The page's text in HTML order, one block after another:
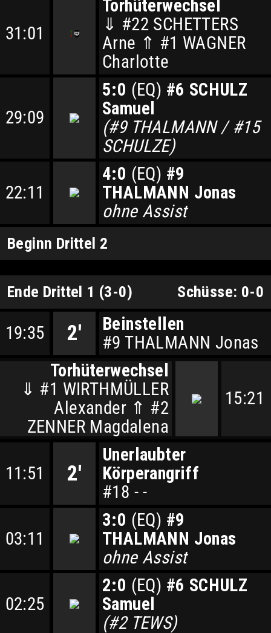
31:01
Torhüterwechsel
⇓ #22 SCHETTERS
Arne ⇑ #1 WAGNER
Charlotte
29:09
5:0 (EQ) #6 SCHULZ
Samuel
(#9 THALMANN / #15
SCHULZE)
22:11
4:0 (EQ) #9
THALMANN Jonas
ohne Assist
Beginn Drittel 2
Ende Drittel 1 (3-0) Schüsse: 0-0
19:35 2'
Beinstellen
#9 THALMANN Jonas
15:21
Torhüterwechsel
⇓ #1 WIRTHMÜLLER
Alexander ⇑ #2
ZENNER Magdalena
11:51 2'
Unerlaubter
Körperangriff
#18 - -
03:11
3:0 (EQ) #9
THALMANN Jonas
ohne Assist
02:25
2:0 (EQ) #6 SCHULZ
Samuel
(#2 TEWS)